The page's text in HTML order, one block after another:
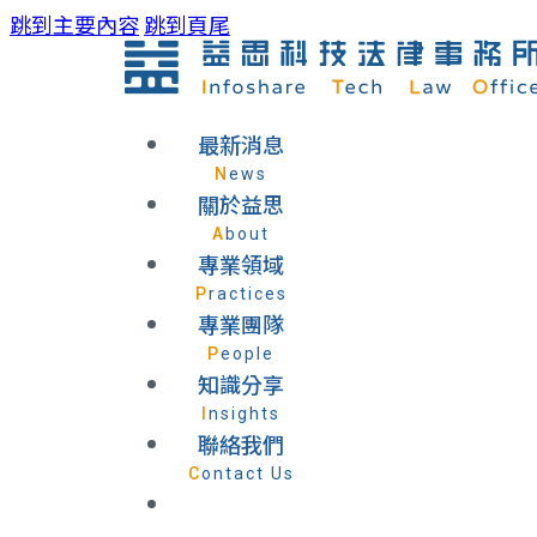
跳到主要內容跳到頁尾
最新消息
News
關於益思
About
專業領域
Practices
專業團隊
People
知識分享
Insights
聯絡我們
Contact Us